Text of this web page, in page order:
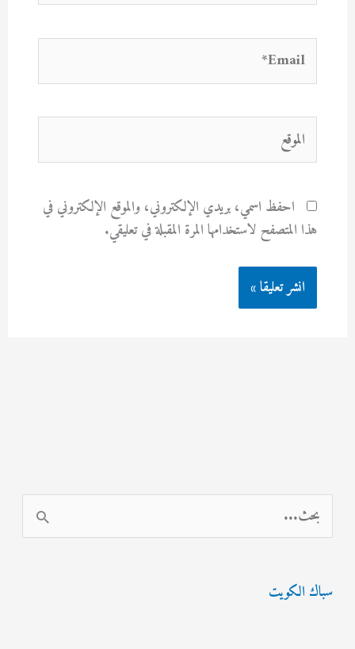
Email*
الموقع
احفظ اسمي، بريدي الإلكتروني، والموقع الإلكتروني في
هذا المتصفح لاستخدامها المرة المقبلة في تعليقي.
ل
ح
سباك الكويت